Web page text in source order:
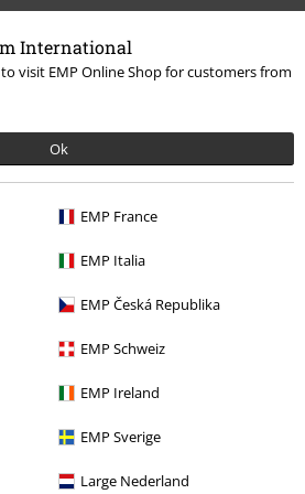
International
to visit EMP Online Shop for customers from
Ok
EMP France
EMP Italia
EMP Česká Republika
EMP Schweiz
EMP Ireland
EMP Sverige
Large Nederland